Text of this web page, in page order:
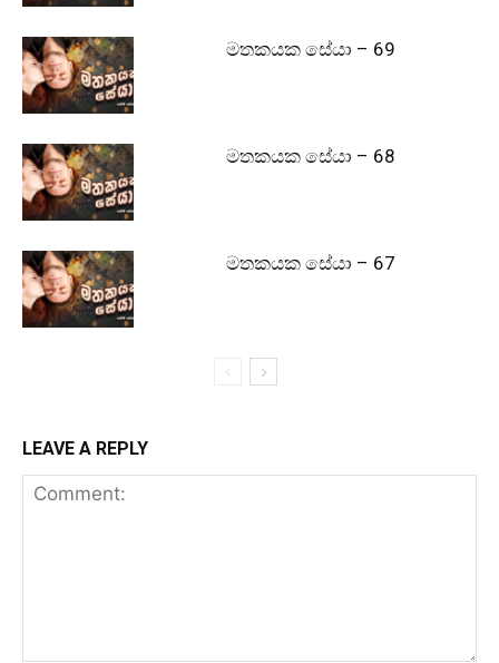
මතකයක සේයා – 69
මතකයක සේයා – 68
මතකයක සේයා – 67
LEAVE A REPLY